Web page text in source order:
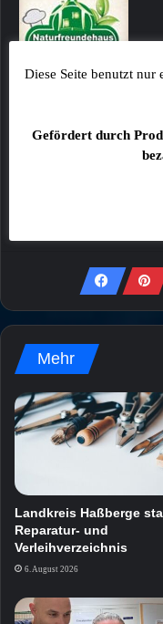
Alle Angaben ohne
Kommentare von
Mehr
Landkreis Haßberge
Reparatur- und
Verleihverzeichnis
6. August 2026
Diese Seite benutzt nur
Gefördert durch